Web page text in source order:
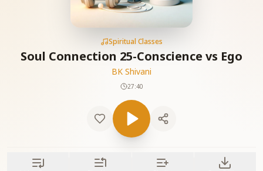
Spiritual Classes
Soul Connection 25-Conscience vs Ego
BK Shivani
27:40